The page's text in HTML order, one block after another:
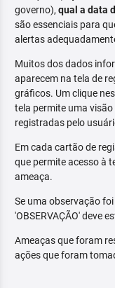
governo), qual a data
são essenciais para
alertas
Muitos dos dados
aparecem na tela de
gráficos. Um clique
tela permite uma
registradas pelo
Em cada cartão de
que permite acesso à
ameaça.
Se uma observação
'OBSERVAÇÃO' deve
Ameaças que foram
ações que foram